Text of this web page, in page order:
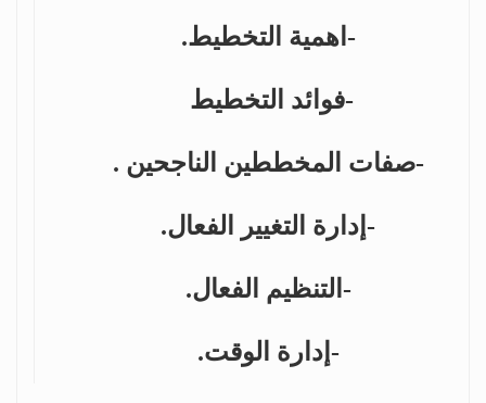
-اهمية التخطيط.
-فوائد التخطيط
-صفات المخططين الناجحين .
-إدارة التغيير الفعال.
-التنظيم الفعال.
-إدارة الوقت.